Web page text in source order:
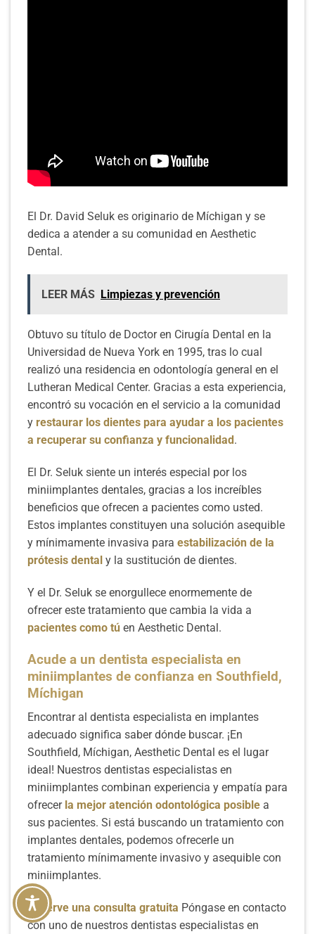
LEER MÁS Aparatos dentales
El Dr. David Seluk es originario de Míchigan y se
dedica a atender a su comunidad en Aesthetic
Dental.
LEER MÁS Limpiezas y prevención
Obtuvo su título de Doctor en Cirugía Dental en la
Universidad de Nueva York en 1995, tras lo cual
realizó una residencia en odontología general en el
Lutheran Medical Center. Gracias a esta experiencia,
encontró su vocación en el servicio a la comunidad
y restaurar los dientes para ayudar a los pacientes
a recuperar su confianza y funcionalidad .
El Dr. Seluk siente un interés especial por los
miniimplantes dentales, gracias a los increíbles
beneficios que ofrecen a pacientes como usted.
Estos implantes constituyen una solución asequible
y mínimamente invasiva para estabilización de la
prótesis dental y la sustitución de dientes.
Y el Dr. Seluk se enorgullece enormemente de
ofrecer este tratamiento que cambia la vida a
pacientes como tú en Aesthetic Dental.
Acude a un dentista especialista en
miniimplantes de confianza en Southfield,
Míchigan
Encontrar al dentista especialista en implantes
adecuado significa saber dónde buscar. ¡En
Southfield, Míchigan, Aesthetic Dental es el lugar
ideal! Nuestros dentistas especialistas en
miniimplantes combinan experiencia y empatía para
ofrecer la mejor atención odontológica posible a
sus pacientes. Si está buscando un tratamiento con
implantes dentales, podemos ofrecerle un
tratamiento mínimamente invasivo y asequible con
miniimplantes.
Reserve una consulta gratuita Póngase en contacto
con uno de nuestros dentistas especialistas en